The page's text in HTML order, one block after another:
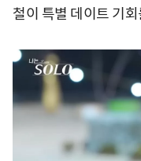
철이 특별 데이트 기